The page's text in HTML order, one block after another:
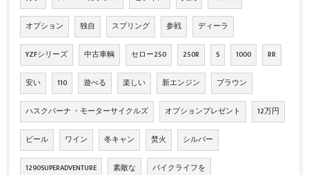
オプション 独自 スプリング 参戦 ディーラ
YZFシリーズ 中古車輌 セロー250 250R S 1000 RR
安い 110 遊べる 楽しい 新エンジン ブラウン
ハスクバーナ ・モーターサイクルズ オプションプレゼント 12万円
ビール ワイン 冬キャン 焚火 シルバー
1290SUPERADVENTURE 素敵な バイクライフを